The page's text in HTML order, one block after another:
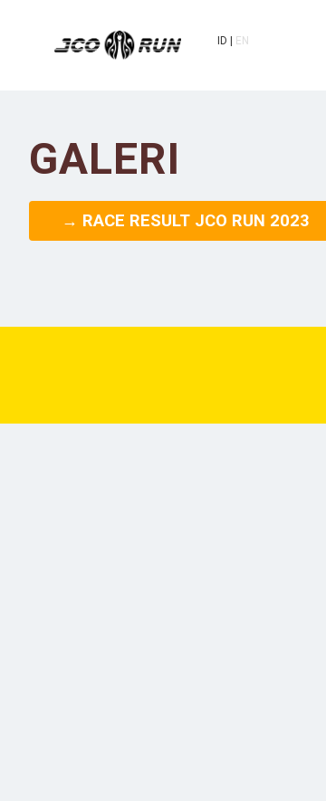
ID EN
GALERI
→ RACE RESULT JCO RUN 2023